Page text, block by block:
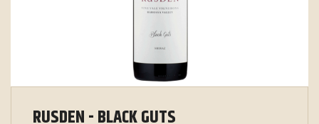
RUSDEN - BLACK GUTS